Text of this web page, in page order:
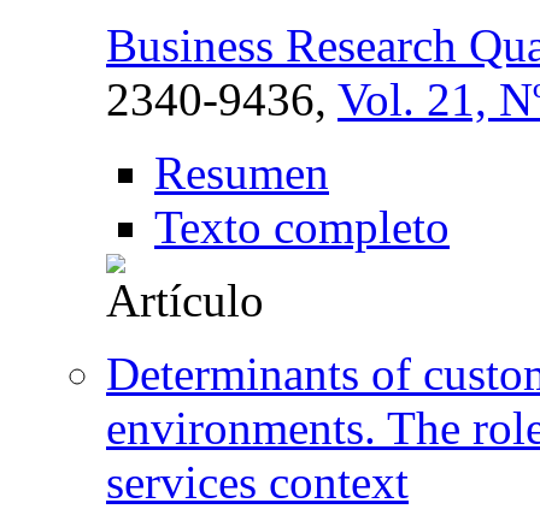
Business Research
2340-9436, Vol. 21,
Resumen
Texto completo
Determinants of
environments. The
services context